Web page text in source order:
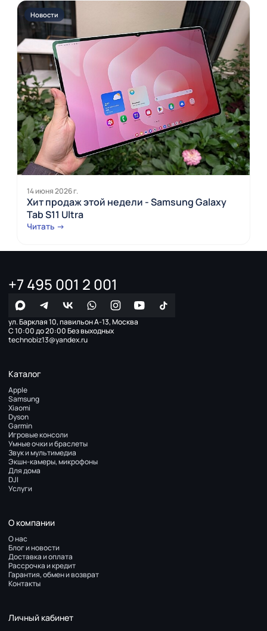
Новости
14 июня 2026 г.
Хит продаж этой недели - Samsung Galaxy
Tab S11 Ultra
Читать →
+7 495 001 2 001
ул. Барклая 10, павильон А-13, Москва
С 10:00 до 20:00 Без выходных
technobiz13@yandex.ru
Каталог
Apple
Samsung
Xiaomi
Dyson
Garmin
Игровые консоли
Умные очки и браслеты
Звук и мультимедиа
Экшн-камеры, микрофоны
Для дома
DJI
Услуги
О компании
О нас
Блог и новости
Доставка и оплата
Рассрочка и кредит
Гарантия, обмен и возврат
Контакты
Личный кабинет